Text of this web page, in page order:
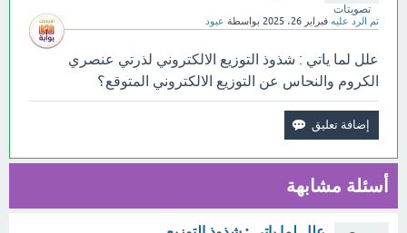
تصويتات
تم الرد عليه فبراير 26، 2025 بواسطة عبود
علل لما ياتي : شذوذ التوزيع الالكتروني لذرتي عنصري
الكروم والنحاس عن التوزيع الالكتروني المتوقع؟
أسئلة مشابهة